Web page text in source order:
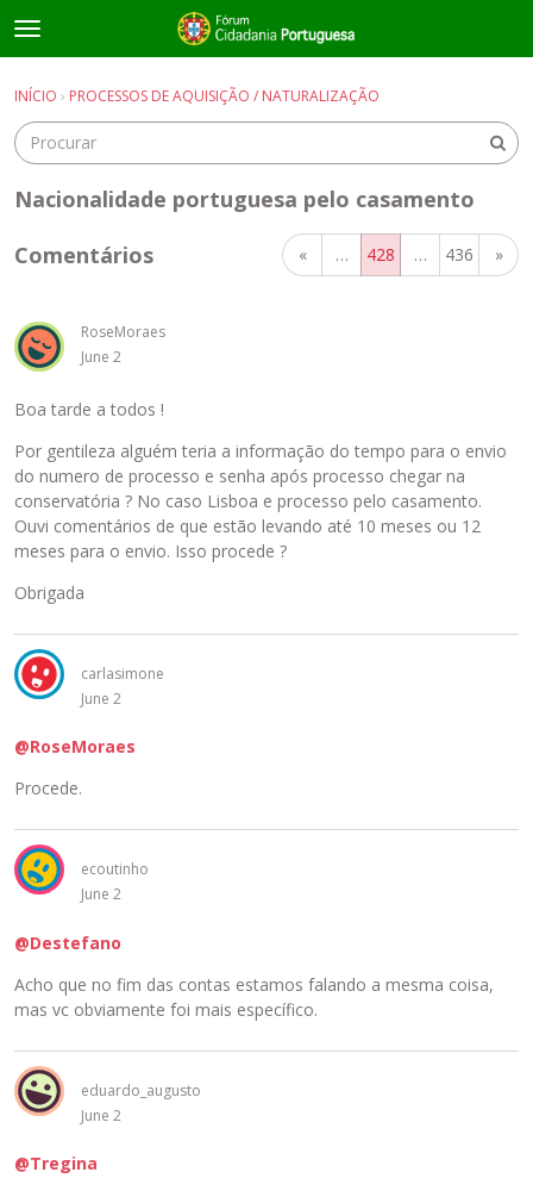
t
o
g
e
m
e
u
Entrar Registrar-se
Entrar · Registrar-se
INÍCIO › PROCESSOS DE AQUISIÇÃO / NATURALIZAÇÃO
Nacionalidade portuguesa pelo casamento
« … 428 … 436 »
Comentários
RoseMoraes
June 2
Boa tarde a todos !
Por gentileza alguém teria a informação do tempo para o envio
do numero de processo e senha após processo chegar na
conservatória ? No caso Lisboa e processo pelo casamento.
Ouvi comentários de que estão levando até 10 meses ou 12
meses para o envio. Isso procede ?
Obrigada
carlasimone
June 2
@RoseMoraes
Procede.
ecoutinho
June 2
@Destefano
Acho que no fim das contas estamos falando a mesma coisa,
mas vc obviamente foi mais específico.
eduardo_augusto
June 2
@Tregina